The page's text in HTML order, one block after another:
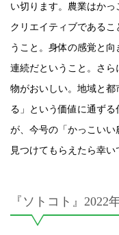
い切ります。農業はかっ
クリエイティブである
うこと。身体の感覚と
連続だということ。さ
物がおいしい。地域と都
る」という価値に通ず
が、今号の「かっこい
見つけてもらえたら幸い
『ソトコト』2022